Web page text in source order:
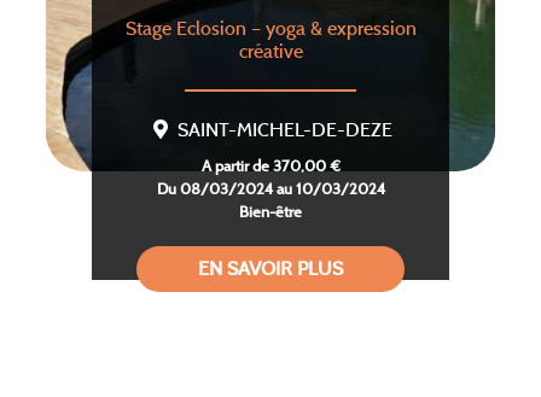
Stage Eclosion – yoga & expression
créative
SAINT-MICHEL-DE-DEZE
A partir de 370,00 €
Du 08/03/2024 au 10/03/2024
Bien-être
EN SAVOIR PLUS